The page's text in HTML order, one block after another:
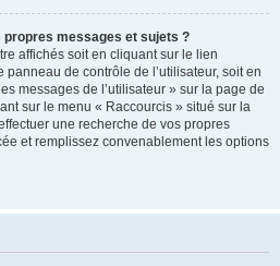
messages et sujets ?
affichés soit en cliquant sur le lien
de contrôle de l’utilisateur, soit en
messages de l’utilisateur » sur la page de
sur le menu « Raccourcis » situé sur la
une recherche de vos propres
et remplissez convenablement les options